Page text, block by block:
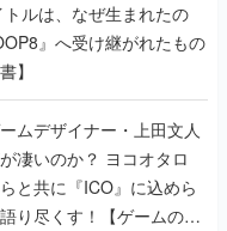
ルは、なぜ生まれたの
』へ受け継がれたもの
】
ムデザイナー・上田文人
凄いのか？ ヨコオタロ
と共に『ICO』に込めら
り尽くす！【ゲームの企